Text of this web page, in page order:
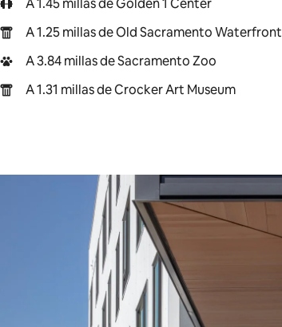
A 1.45 millas de Golden 1 Center
A 1.25 millas de Old Sacramento Waterfront
A 3.84 millas de Sacramento Zoo
A 1.31 millas de Crocker Art Museum